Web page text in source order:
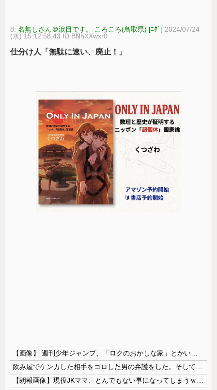
8:名無しさん＠涙目です。 ころころ(鳥取県) [ﾆﾀﾞ] 2024/07/24
(水) 15:12:58.43 ID:BNhXXwxr0
仕分け人「無駄に速い、廃止！」